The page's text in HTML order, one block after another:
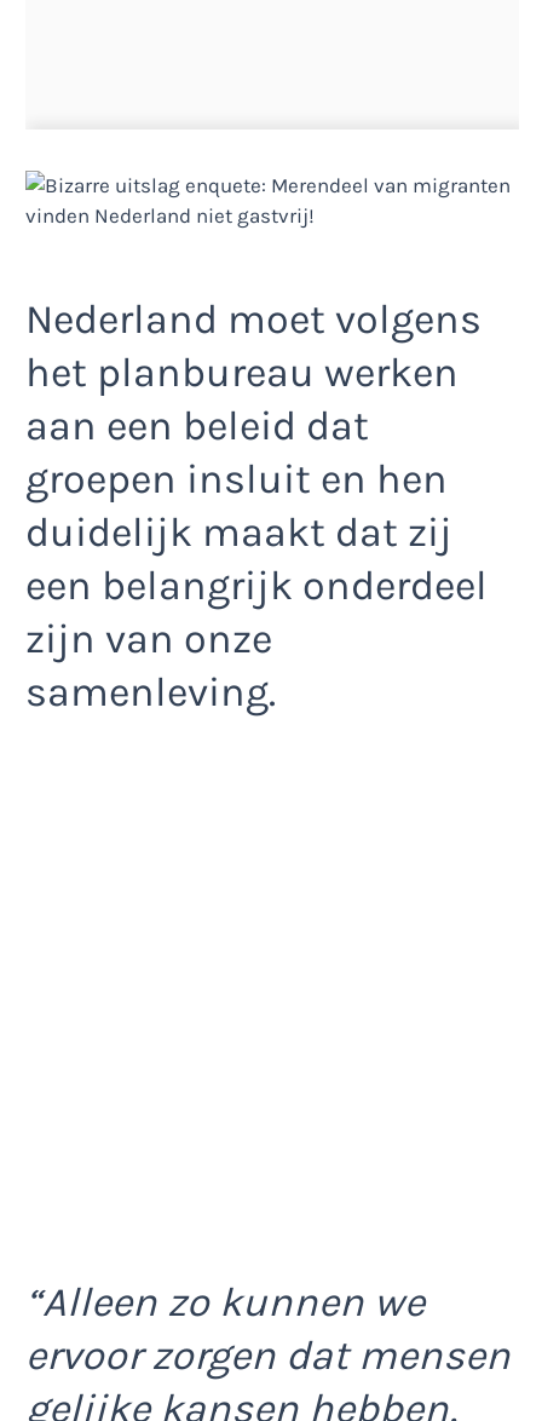
Nederland moet volgens
het planbureau werken
aan een beleid dat
groepen insluit en hen
duidelijk maakt dat zij
een belangrijk onderdeel
zijn van onze
samenleving.
“Alleen zo kunnen we
ervoor zorgen dat mensen
gelijke kansen hebben,